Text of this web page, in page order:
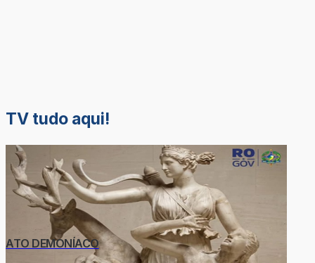
TV tudo aqui!
ATO DEMONÍACO